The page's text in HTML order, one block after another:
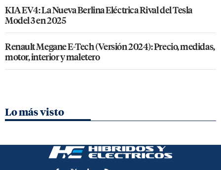
KIA EV4: La Nueva Berlina Eléctrica Rival del Tesla
Model 3 en 2025
Renault Megane E-Tech (Versión 2024): Precio, medidas,
motor, interior y maletero
Lo más visto